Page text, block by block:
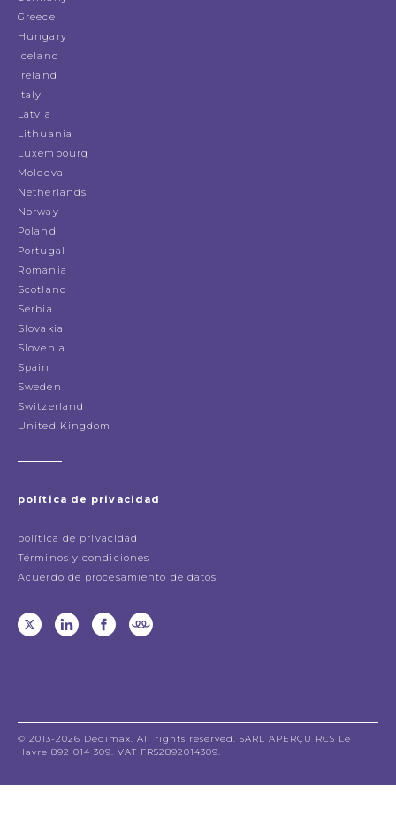
Greece
Hungary
Iceland
Ireland
Italy
Latvia
Lithuania
Luxembourg
Moldova
Netherlands
Norway
Poland
Portugal
Romania
Scotland
Serbia
Slovakia
Slovenia
Spain
Sweden
Switzerland
United Kingdom
política de privacidad
política de privacidad
Términos y condiciones
Acuerdo de procesamiento de datos
© 2013-2026 Dedimax. All rights reserved. SARL APERÇU RCS Le
Havre 892 014 309. VAT FR52892014309.